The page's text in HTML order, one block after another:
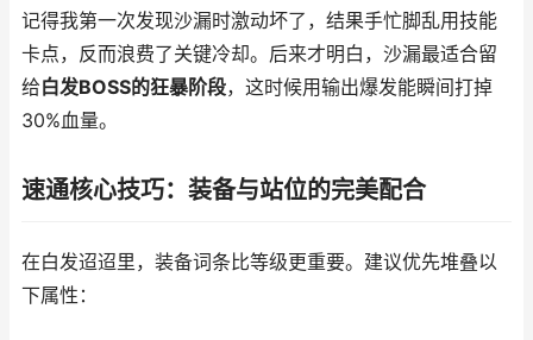
记得我第一次发现沙漏时激动坏了，结果手忙脚乱用技能
卡点，反而浪费了关键冷却。后来才明白，沙漏最适合留
给白发BOSS的狂暴阶段，这时候用输出爆发能瞬间打掉
30%血量。
速通核心技巧：装备与站位的完美配合
在白发迢迢里，装备词条比等级更重要。建议优先堆叠以
下属性：